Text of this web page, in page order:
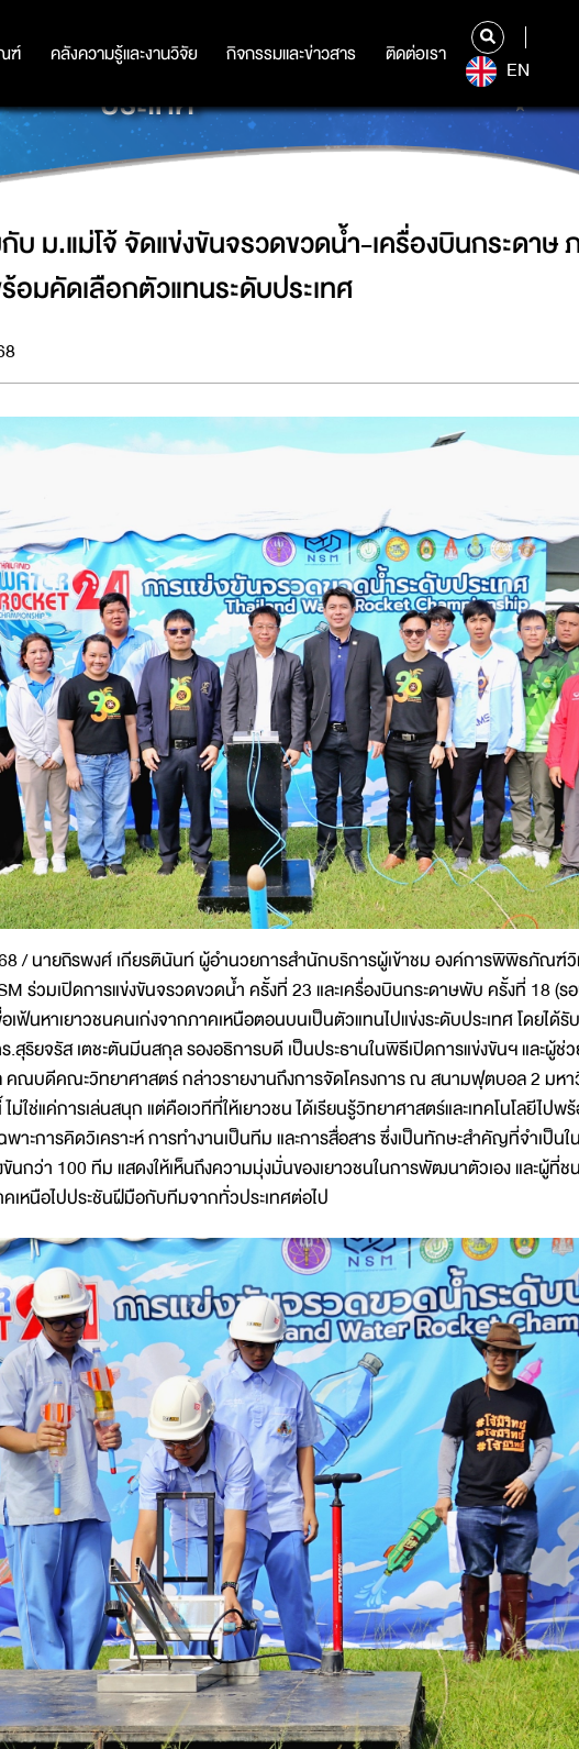
ฑ์ คลังความรู้และงานวิจัย กิจกรรมและข่าวสาร ติดต่อเรา
ฑ์ คลังความรู้และงานวิจัย กิจกรรมและข่าวสาร ติดต่อเรา
EN
เครื่องบินกระดาษ ภาคเหนือตอนบน พร้อมคั
ประเทศ
บ ม.แม่โจ้ จัดแข่งขันจรวดขวดน้ำ-เครื่องบินกระดาษ
มคัดเลือกตัวแทนระดับประเทศ
/ นายถิรพงศ์ เกียรตินันท์ ผู้อำนวยการสำนักบริการผู้เข้าชม องค์การพิพิธภัณฑ์
ร่วมเปิดการแข่งขันจรวดขวดน้ำ ครั้งที่ 23 และเครื่องบินกระดาษพับ ครั้งที่ 18 (ร
เฟ้นหาเยาวชนคนเก่งจากภาคเหนือตอนบนเป็นตัวแทนไปแข่งระดับประเทศ โดยได้
.สุริยจรัส เตชะตันมีนสกุล รองอธิการบดี เป็นประธานในพิธีเปิดการแข่งขันฯ และผู้ช่
ณบดีคณะวิทยาศาสตร์ กล่าวรายงานถึงการจัดโครงการ ณ สนามฟุตบอล 2 มหา
ม่ใช่แค่การเล่นสนุก แต่คือเวทีที่ให้เยาวชน ได้เรียนรู้วิทยาศาสตร์และเทคโนโลยีไป
พาะการคิดวิเคราะห์ การทำงานเป็นทีม และการสื่อสาร ซึ่งเป็นทักษะสำคัญที่จำเป็
ขันกว่า 100 ทีม แสดงให้เห็นถึงความมุ่งมั่นของเยาวชนในการพัฒนาตัวเอง และผู้ที่ชน
เหนือไปประชันฝีมือกับทีมจากทั่วประเทศต่อไป